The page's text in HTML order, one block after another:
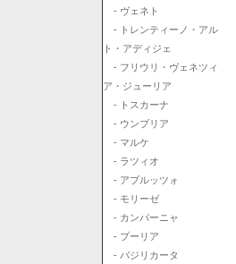
- ヴェネト
- トレンティーノ・アル
ト・アディジェ
- フリウリ・ヴェネツィ
ア・ジューリア
- トスカーナ
- ウンブリア
- マルケ
- ラツィオ
- アブルッツォ
- モリーゼ
- カンパーニャ
- プーリア
- バジリカータ